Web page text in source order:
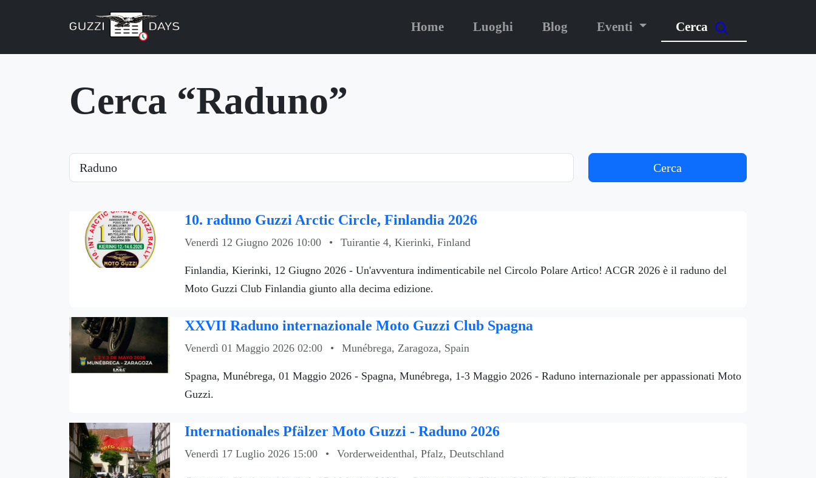
Home Luoghi Blog Eventi Cerca
Cerca “Raduno”
Cerca
Cerca
10. raduno Guzzi Arctic Circle, Finlandia 2026
Venerdì 12 Giugno 2026 10:00 • Tuirantie 4, Kierinki, Finland
Finlandia, Kierinki, 12 Giugno 2026 - Un'avventura indimenticabile nel Circolo Polare Artico! ACGR 2026 è il raduno del
Moto Guzzi Club Finlandia giunto alla decima edizione.
XXVII Raduno internazionale Moto Guzzi Club Spagna
Venerdì 01 Maggio 2026 02:00 • Munébrega, Zaragoza, Spain
Spagna, Munébrega, 01 Maggio 2026 - Spagna, Munébrega, 1-3 Maggio 2026 - Raduno internazionale per appassionati Moto
Guzzi.
Internationales Pfälzer Moto Guzzi - Raduno 2026
Venerdì 17 Luglio 2026 15:00 • Vorderweidenthal, Pfalz, Deutschland